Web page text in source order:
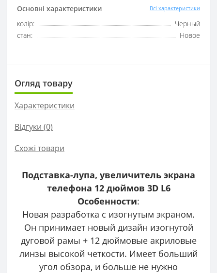
Основні характеристики Всі характеристики
колір:
Черный
стан:
Новое
Огляд товару
Характеристики
Відгуки (0)
Схожі товари
Подставка-лупа, увеличитель экрана
телефона 12 дюймов 3D L6
Особенности:
Новая разработка с изогнутым экраном.
Он принимает новый дизайн изогнутой
дуговой рамы + 12 дюймовые акриловые
линзы высокой четкости. Имеет больший
угол обзора, и больше не нужно